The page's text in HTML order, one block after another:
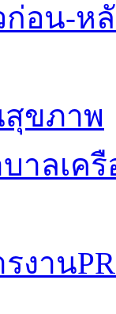
ก่อน-ห
ขภาพ
าลเค
งาน